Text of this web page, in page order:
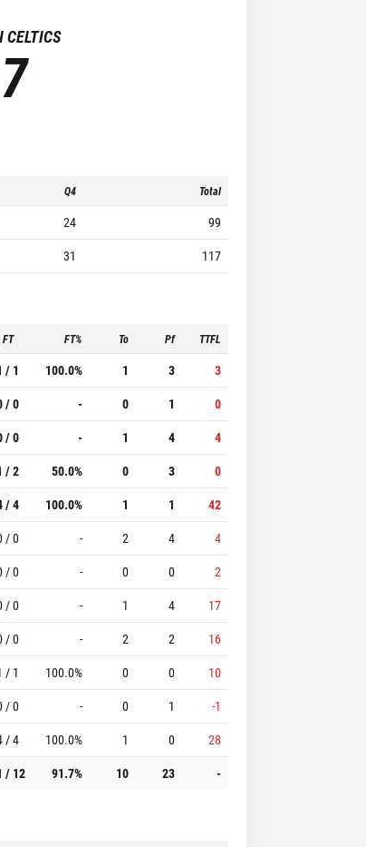
CELTICS
Q4 Total
24
99
31 117
FT FT% To Pf TTFL
/ 1 100.0% 1 3
3
/ 0 - 0 1
0
/ 0 - 1 4
4
/ 2 50.0% 0 3
0
/ 4 100.0% 1 1
42
/ 0 - 2 4
4
/ 0 - 0 0
2
/ 0 - 1 4
17
/ 0 - 2 2
16
/ 1 100.0% 0 0
10
/ 0 - 0 1
-1
/ 4 100.0% 1 0
28
/ 12 91.7% 10 23 -